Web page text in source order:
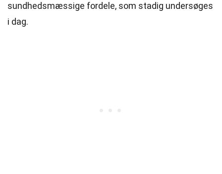
sundhedsmæssige fordele, som stadig undersøges
i dag.